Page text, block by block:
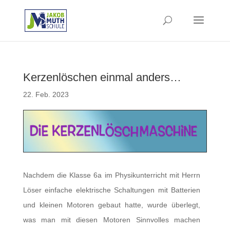
Kerzenlöschen einmal anders…
22. Feb. 2023
Nachdem die Klasse 6a im Physikunterricht mit Herrn
Löser einfache elektrische Schaltungen mit Batterien
und kleinen Motoren gebaut hatte, wurde überlegt,
was man mit diesen Motoren Sinnvolles machen